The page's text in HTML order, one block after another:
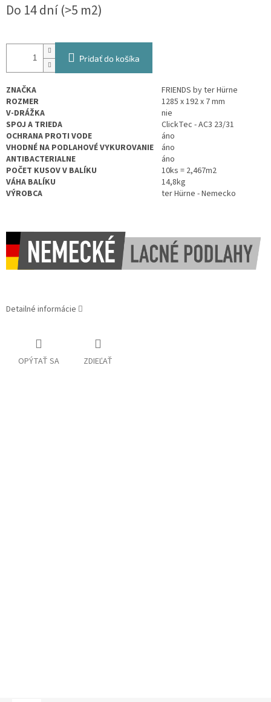
cena:
Do 14 dní(>5 m2)
Pridať do košíka
ZNAČKA
FRIENDS by ter Hürne
ROZMER
1285 x 192 x 7 mm
V-DRÁŽKA
nie
SPOJ A TRIEDA
ClickTec - AC3 23/31
OCHRANA PROTI VODE
áno
VHODNÉ NA PODLAHOVÉ VYKUROVANIE
áno
ANTIBACTERIALNE
áno
POČET KUSOV V BALÍKU
10ks = 2,467m2
VÁHA BALÍKU
14,8kg
VÝROBCA
ter Hürne - Nemecko
Detailné informácie
OPÝTAŤ SA ZDIEĽAŤ